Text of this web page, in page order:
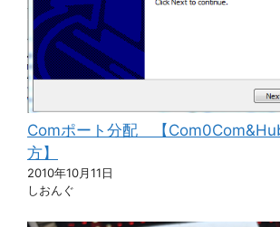
Comポート分配 【
方】
2010年10月11日
しおんぐ